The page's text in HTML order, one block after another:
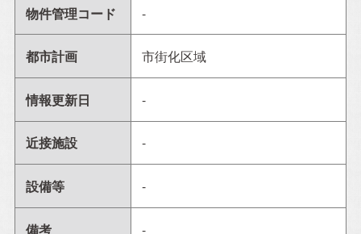
物件管理コード -
都市計画 市街化区域
情報更新日 -
近接施設 -
設備等 -
備考 -